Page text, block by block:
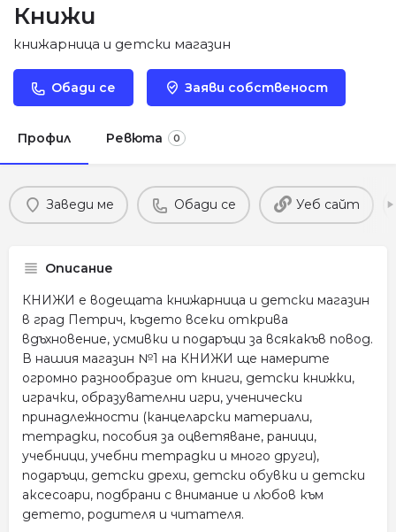
Книжи
книжарница и детски магазин
Обади се Заяви собственост
Профил Ревюта 0
Заведи ме Обади се Уеб сайт
Описание
КНИЖИ е водещата книжарница и детски магазин
в град Петрич, където всеки открива
вдъхновение, усмивки и подаръци за всякакъв повод.
В нашия магазин №1 на КНИЖИ ще намерите
огромно разнообразие от книги, детски книжки,
играчки, образувателни игри, ученически
принадлежности (канцеларски материали,
тетрадки, пособия за оцветяване, раници,
учебници, учебни тетрадки и много други),
подаръци, детски дрехи, детски обувки и детски
аксесоари, подбрани с внимание и любов към
детето, родителя и читателя.